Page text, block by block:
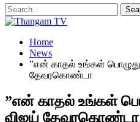
Home
News
”என் காதல் உங்கள்
தேவரகொண்டா
”என் காதல் உங்கள்
விஜய் தேவரகொண்டா